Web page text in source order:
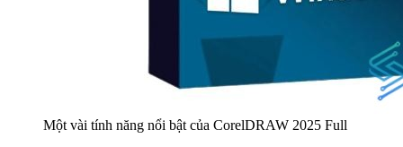
Một vài tính năng nổi bật của CorelDRAW 2025 Full